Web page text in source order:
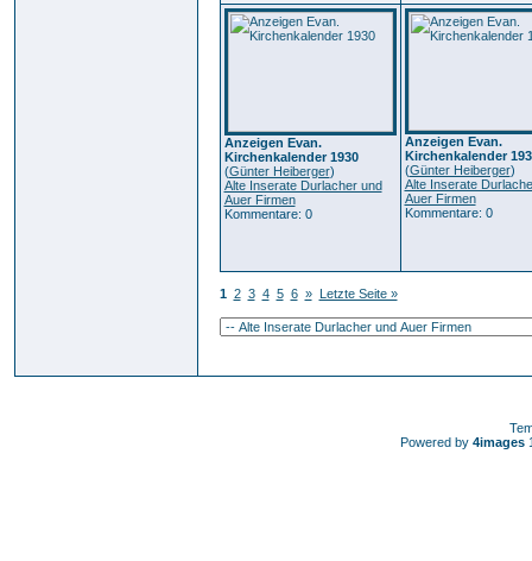
Anzeigen Evan.
Kirchenkalender 1930
(Günter Heiberger)
Alte Inserate Durlacher und
Auer Firmen
Kommentare: 0
Anzeigen Evan.
Kirchenkalender
(Günter Heiberger)
Alte Inserate
Auer Firmen
Kommentare: 0
1 2 3 4 5 6 » Letzte Seite »
Powered by 4images